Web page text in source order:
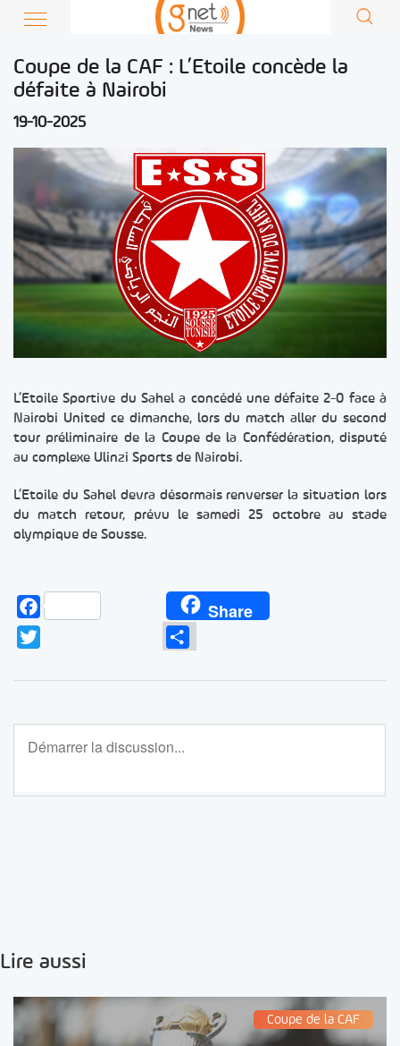
Coupe de la CAF : L’Etoile concède la
défaite à Nairobi
19-10-2025
L’Etoile Sportive du Sahel a concédé une défaite 2-0 face à
Nairobi United ce dimanche, lors du match aller du second
tour préliminaire de la Coupe de la Confédération, disputé
au complexe Ulinzi Sports de Nairobi.
L’Etoile du Sahel devra désormais renverser la situation lors
du match retour, prévu le samedi 25 octobre au stade
olympique de Sousse.
Facebook Share
Lire aussi
Coupe de la CAF